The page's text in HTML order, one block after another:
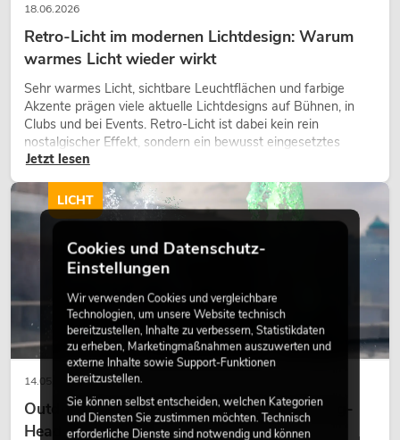
18.06.2026
Retro-Licht im modernen Lichtdesign: Warum
warmes Licht wieder wirkt
Sehr warmes Licht, sichtbare Leuchtflächen und farbige
Akzente prägen viele aktuelle Lichtdesigns auf Bühnen, in
Clubs und bei Events. Retro-Licht ist dabei kein rein
nostalgischer Effekt, sondern ein bewusst eingesetztes
Gestaltungsmittel: Es schafft Atmosphäre, gibt Szenen
wirken lassen.
Jetzt lesen
14.05.2026
Outdoor Moving-Heads: Wetterfeste Moving-
Heads bei Events
LICHT
Cookies und Datenschutz-
Einstellungen
Wir verwenden Cookies und vergleichbare
Technologien, um unsere Website technisch
bereitzustellen, Inhalte zu verbessern, Statistikdaten
zu erheben, Marketingmaßnahmen auszuwerten und
externe Inhalte sowie Support-Funktionen
bereitzustellen.
Sie können selbst entscheiden, welchen Kategorien
und Diensten Sie zustimmen möchten. Technisch
erforderliche Dienste sind notwendig und können